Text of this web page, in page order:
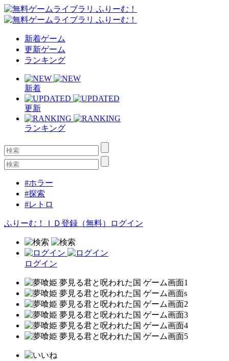
新着ゲーム
更新ゲーム
ランキング
新着
更新
ランキング
#ホラー
#探索
#レトロ
ふりーむ！ＩＤ登録（無料） ログイン
ログイン